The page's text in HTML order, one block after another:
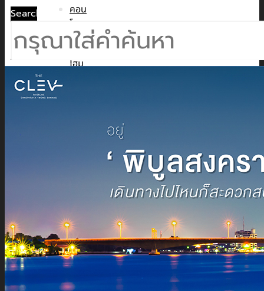
คอน
โด
ทาวน์
โฮม
CMC WE CARE
CMC WE TALK
CMC Sustainability
นัก
ลงทุน
Search